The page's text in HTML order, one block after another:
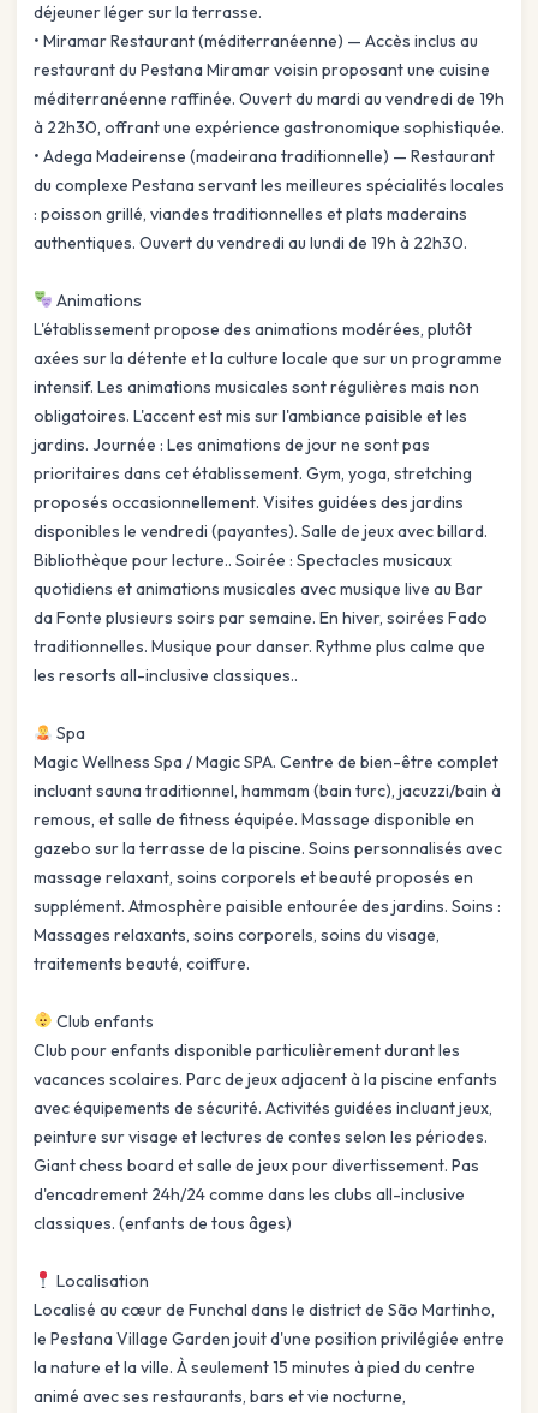
déjeuner léger sur la terrasse.
• Miramar Restaurant (méditerranéenne) — Accès inclus au
restaurant du Pestana Miramar voisin proposant une cuisine
méditerranéenne raffinée. Ouvert du mardi au vendredi de 19h
à 22h30, offrant une expérience gastronomique sophistiquée.
• Adega Madeirense (madeirana traditionnelle) — Restaurant
du complexe Pestana servant les meilleures spécialités locales
: poisson grillé, viandes traditionnelles et plats maderains
authentiques. Ouvert du vendredi au lundi de 19h à 22h30.
Animations
L'établissement propose des animations modérées, plutôt
axées sur la détente et la culture locale que sur un programme
intensif. Les animations musicales sont régulières mais non
obligatoires. L'accent est mis sur l'ambiance paisible et les
jardins. Journée : Les animations de jour ne sont pas
prioritaires dans cet établissement. Gym, yoga, stretching
proposés occasionnellement. Visites guidées des jardins
disponibles le vendredi (payantes). Salle de jeux avec billard.
Bibliothèque pour lecture.. Soirée : Spectacles musicaux
quotidiens et animations musicales avec musique live au Bar
da Fonte plusieurs soirs par semaine. En hiver, soirées Fado
traditionnelles. Musique pour danser. Rythme plus calme que
les resorts all-inclusive classiques..
Spa
Magic Wellness Spa / Magic SPA. Centre de bien-être complet
incluant sauna traditionnel, hammam (bain turc), jacuzzi/bain à
remous, et salle de fitness équipée. Massage disponible en
gazebo sur la terrasse de la piscine. Soins personnalisés avec
massage relaxant, soins corporels et beauté proposés en
supplément. Atmosphère paisible entourée des jardins. Soins :
Massages relaxants, soins corporels, soins du visage,
traitements beauté, coiffure.
Club enfants
Club pour enfants disponible particulièrement durant les
vacances scolaires. Parc de jeux adjacent à la piscine enfants
avec équipements de sécurité. Activités guidées incluant jeux,
peinture sur visage et lectures de contes selon les périodes.
Giant chess board et salle de jeux pour divertissement. Pas
d'encadrement 24h/24 comme dans les clubs all-inclusive
classiques. (enfants de tous âges)
Localisation
Localisé au cœur de Funchal dans le district de São Martinho,
le Pestana Village Garden jouit d'une position privilégiée entre
la nature et la ville. À seulement 15 minutes à pied du centre
animé avec ses restaurants, bars et vie nocturne,